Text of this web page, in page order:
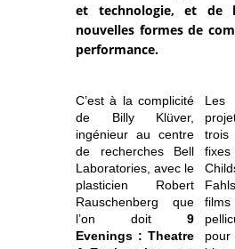
et technologie, et de
nouvelles formes de
performance.
C’est à la complicité
de Billy Klüver,
ingénieur au centre
de recherches Bell
Laboratories, avec le
plasticien Robert
Rauschenberg que
l’on doit9
Evenings : Theatre
trois